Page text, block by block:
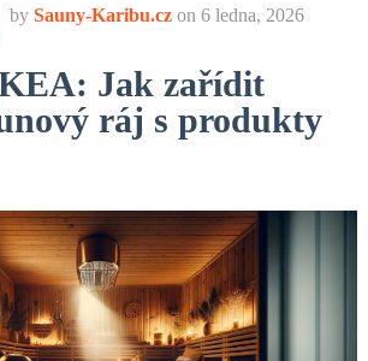
by Sauny-Karibu.cz on 6 ledna, 2026
Jak zařídit
ráj s produkty